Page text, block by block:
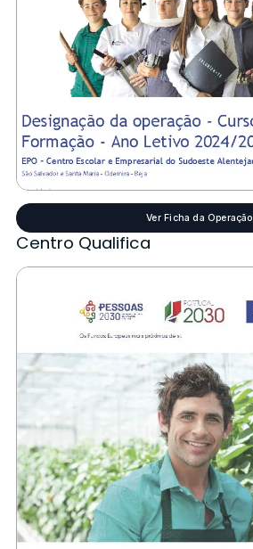
Ver Ficha da Operação
Centro Qualifica